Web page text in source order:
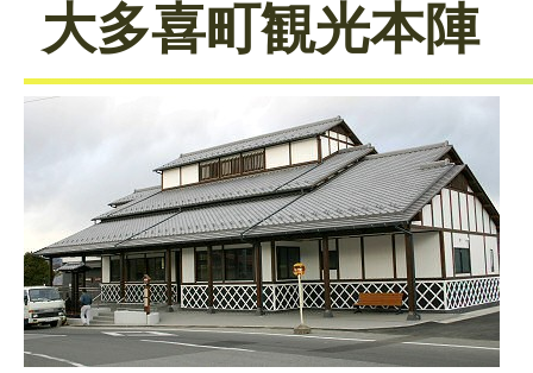
大多喜町観光本陣